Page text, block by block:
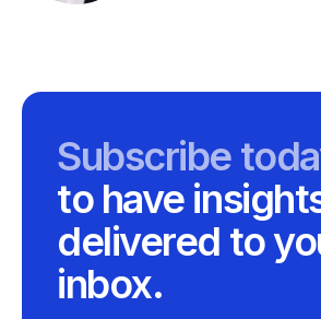
Subscribe
to have
delivered to
inbox.